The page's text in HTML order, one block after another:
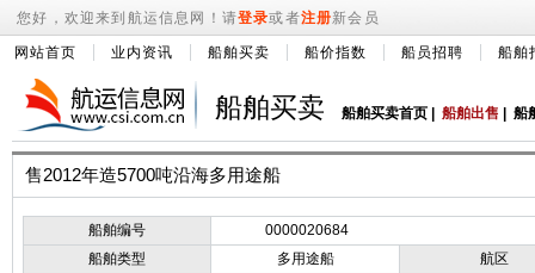
您好，欢迎来到航运信息网！请登录或者注册新会员
网站首页 业内资讯 船舶买卖 船价指数 船员招聘 船舶
船舶买卖 船舶买卖首页 船舶出售 船
售2012年造5700吨沿海多用途船
船舶编号
0000020684
船舶类型
多用途船
航区